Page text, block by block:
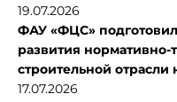
19.07.2026
ФАУ «ФЦС»
развития нормативно-
строительной отрасли
17.07.2026